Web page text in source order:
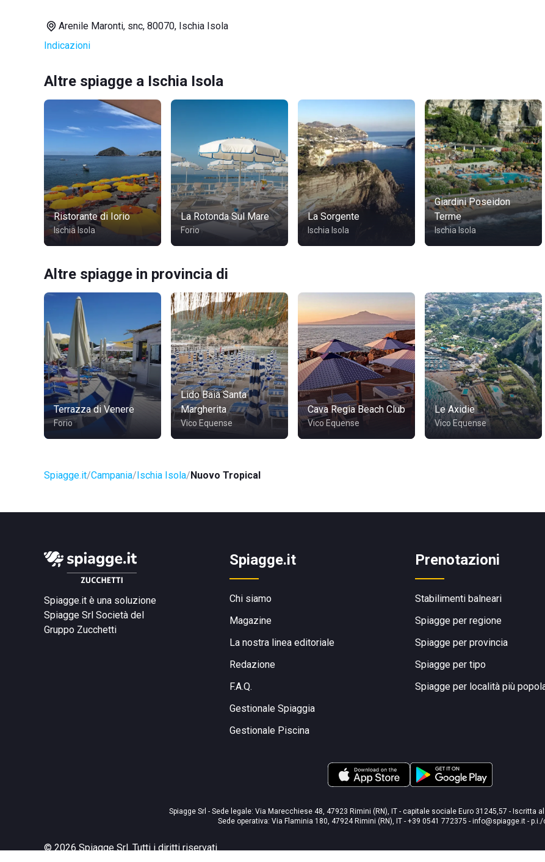
Arenile Maronti, snc, 80070, Ischia Isola
Indicazioni
Altre spiagge a Ischia Isola
Ristorante di Iorio
Ischia Isola
La Rotonda Sul Mare
Forio
La Sorgente
Ischia Isola
Giardini Poseidon
Terme
Ischia Isola
Altre spiagge in provincia di
Terrazza di Venere
Forio
Lido Baia Santa
Margherita
Vico Equense
Cava Regia Beach Club
Vico Equense
Le Axidie
Vico Equense
Spiagge.it Campania Ischia Isola Nuovo Tropical
Spiagge.it è una soluzione
Spiagge Srl Società del
Gruppo Zucchetti
Spiagge.it
Chi siamo
Magazine
La nostra linea editoriale
Redazione
F.A.Q.
Gestionale Spiaggia
Gestionale Piscina
Prenotazioni
Stabilimenti balneari
Spiagge per regione
Spiagge per provincia
Spiagge per tipo
Spiagge per località più
Spiagge Srl - Sede legale: Via Marecchiese 48, 47923 Rimini (RN), IT - capitale sociale Euro 31245,57 - Iscritta
Sede operativa: Via Flaminia 180, 47924 Rimini (RN), IT - +39 0541 772375 - info@spiagge.it -
©2026 Spiagge Srl. Tutti i diritti riservati.